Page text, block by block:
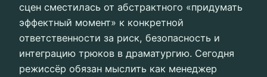
сцен сместилась от абстрактного «придумать
эффектный момент» к конкретной
ответственности за риск, безопасность и
интеграцию трюков в драматургию. Сегодня
режиссёр обязан мыслить как менеджер